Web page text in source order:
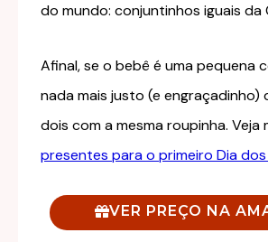
do mundo: conjuntinhos iguais da
Afinal, se o bebê é uma pequena
nada mais justo (e engraçadinho)
dois com a mesma roupinha. Veja
presentes para o primeiro Dia dos
VER PREÇO NA